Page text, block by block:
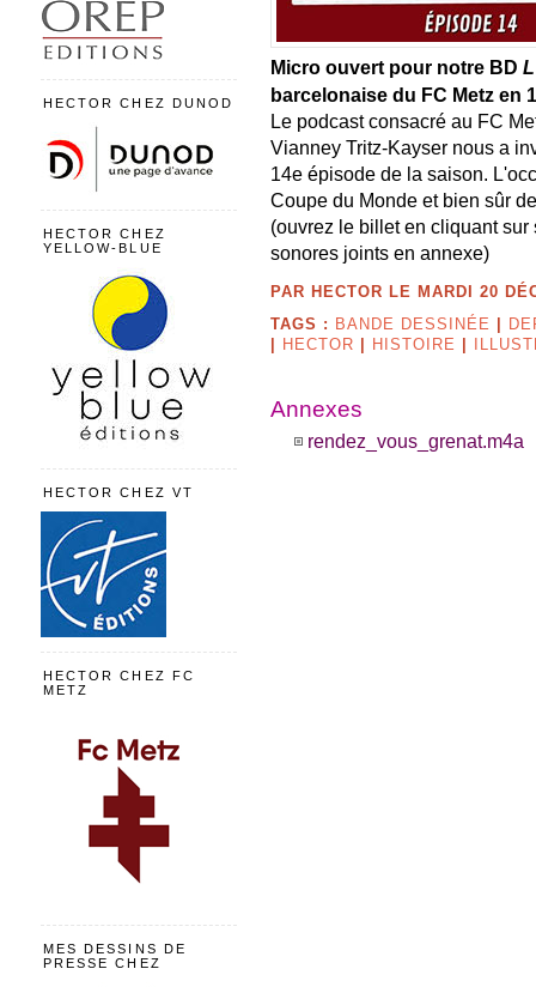
Micro ouvert pour notre BD
barcelonaise du FC Metz en
Le podcast consacré au FC
Vianney Tritz-Kayser nous a
14e épisode de la saison.
Coupe du Monde et bien sûr
(ouvrez le billet en cliquant
sonores joints en annexe)
PAR HECTOR LE MARDI 20
TAGS : BANDE DESSINÉE
HECTOR HISTOIRE
Annexes
rendez_vous_grenat.m4a
HECTOR CHEZ DUNOD
HECTOR CHEZ
YELLOW-BLUE
HECTOR CHEZ VT
HECTOR CHEZ FC
METZ
MES DESSINS DE
PRESSE CHEZ